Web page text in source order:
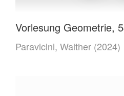
Vorlesung Geometrie,
Paravicini, Walther (2024)